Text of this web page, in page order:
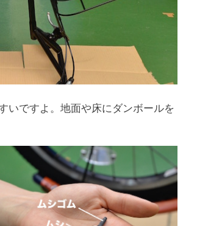
いですよ。地面や床にダンボールを